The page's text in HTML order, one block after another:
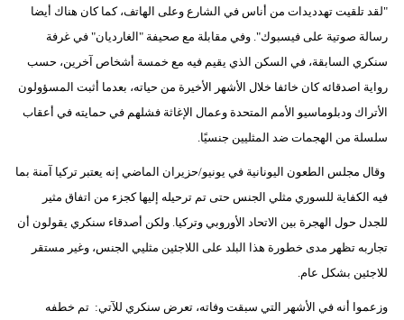
"لقد تلقيت تهدديدات من أناس في الشارع وعلى الهاتف، كما كان هناك أيضا
رسالة صوتية على فيسبوك". وفي مقابلة مع صحيفة "الغارديان" في غرفة
سنكري السابقة، في السكن الذي يقيم فيه مع خمسة أشخاص آخرين، حسب
رواية اصدقائه كان خائفا خلال الأشهر الأخيرة من حياته، بعدما أثبت المسؤولون
الأتراك ودبلوماسيو الأمم المتحدة وعمال الإغاثة فشلهم في حمايته في أعقاب
سلسلة من الهجمات ضد المثليين جنسيًا.
وقال مجلس الطعون اليونانية في يونيو/حزيران الماضي إنه يعتبر تركيا آمنة بما
فيه الكفاية للسوري مثلي الجنس حتى تم ترحيله إليها كجزء من اتفاق مثير
للجدل حول الهجرة بين الاتحاد الأوروبي وتركيا. ولكن أصدقاء سنكري يقولون أن
تجاربه تظهر مدى خطورة هذا البلد على اللاجئين مثليي الجنس، وغير مستقر
للاجئين بشكل عام.
وزعموا أنه في الأشهر التي سبقت وفاته، تعرض سنكري للآتي: تم خطفه